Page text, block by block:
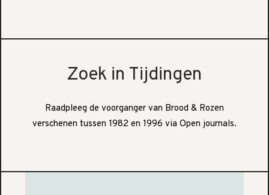
Zoek in Tijdingen
Raadpleeg de voorganger van Brood & Rozen
verschenen tussen 1982 en 1996 via Open journals.